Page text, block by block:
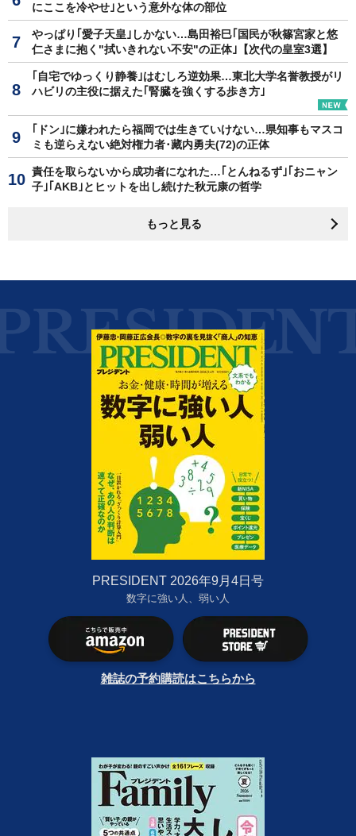
にここを冷やせ｣という意外な体の部位
やっぱり｢愛子天皇｣しかない…島田裕巳｢国民が秋篠宮家と悠
仁さまに抱く"拭いきれない不安"の正体｣【次代の皇室3選】
｢自宅でゆっくり静養｣はむしろ逆効果…東北大学名誉教授がリ
ハビリの主役に据えた｢腎臓を強くする歩き方｣
｢ドン｣に嫌われたら福岡では生きていけない…県知事もマスコ
ミも逆らえない絶対権力者･藏内勇夫(72)の正体
責任を取らないから成功者になれた…｢とんねるず｣｢おニャン
子｣｢AKB｣とヒットを出し続けた秋元康の哲学
もっと見る
PRESIDENT 2026年9月4日号
数字に強い人、弱い人
雑誌の予約購読はこちらから